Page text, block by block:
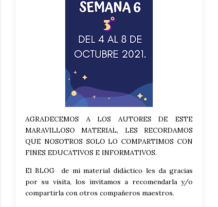
AGRADECEMOS A LOS AUTORES DE ESTE
MARAVILLOSO MATERIAL, LES RECORDAMOS
QUE NOSOTROS SOLO LO COMPARTIMOS CON
FINES EDUCATIVOS E INFORMATIVOS.
El BLOG de mi material didáctico les da gracias
por su visita, los invitamos a recomendarla y/o
compartirla con otros compañeros maestros.